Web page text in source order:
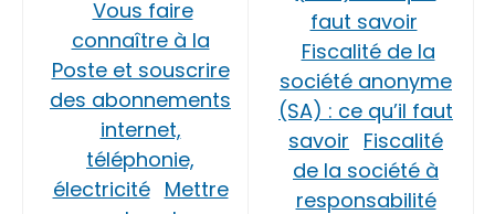
Vous faire
connaître à la
Poste et souscrire
des abonnements
internet,
téléphonie,
électricité Mettre
faut savoir
Fiscalité de la
société anonyme
(SA) : ce qu’il faut
savoir Fiscalité
de la société à
responsabilité